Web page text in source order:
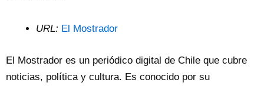
URL: El Mostrador
El Mostrador es un periódico digital de Chile que cubre
noticias, política y cultura. Es conocido por su